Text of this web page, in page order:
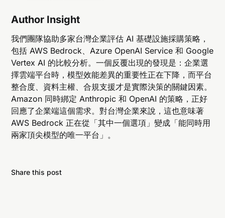
Author Insight
我們團隊協助多家台灣企業評估 AI 基礎設施採購策略，
包括 AWS Bedrock、Azure OpenAI Service 和 Google
Vertex AI 的比較分析。一個反覆出現的發現是：企業選
擇雲端平台時，模型效能差異的重要性正在下降，而平台
整合度、資料主權、合規支援才是實際決策的關鍵因素。
Amazon 同時綁定 Anthropic 和 OpenAI 的策略，正好
回應了企業端這個需求。對台灣企業來說，這也意味著
AWS Bedrock 正在從「其中一個選項」變成「能同時用
兩家頂尖模型的唯一平台」。
Share this post